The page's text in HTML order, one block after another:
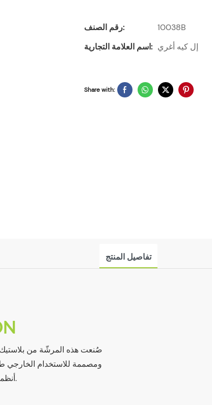
رقم الصنف:
10038B
اسم العلامة التجارية: إل كيه أغري
Share with:
تفاصيل المنتج
صُنعت هذه المرشّة من بلاستيك
ومصممة للاستخدام الخارجي
أنظمة الري القياسية، مما يضمن سهولة التركيب وأداءً موثوقًا.